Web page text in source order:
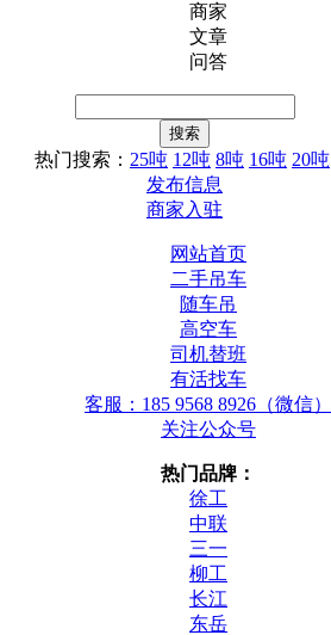
商家
文章
问答
热门搜索： 25吨 12吨 8吨 16吨 20吨
发布信息
商家入驻
网站首页
二手吊车
随车吊
高空车
司机替班
有活找车
客服：185 9568 8926（微信）
关注公众号
热门品牌：
徐工
中联
三一
柳工
长江
东岳